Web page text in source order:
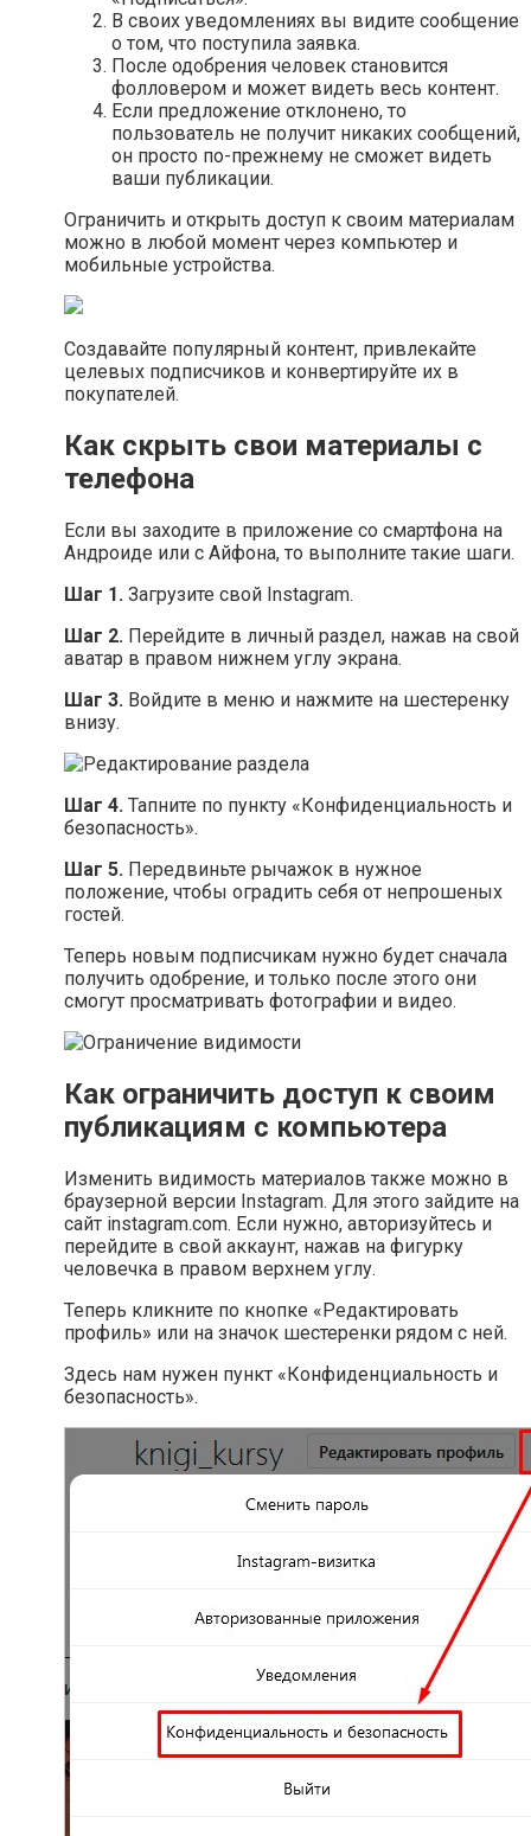
В своих уведомлениях вы видите сообщение
о том, что поступила заявка.
После одобрения человек становится
фолловером и может видеть весь контент.
Если предложение отклонено, то
пользователь не получит никаких сообщений,
он просто по-прежнему не сможет видеть
ваши публикации.
Ограничить и открыть доступ к своим материалам
можно в любой момент через компьютер и
мобильные устройства.
Создавайте популярный контент, привлекайте
целевых подписчиков и конвертируйте их в
покупателей.
Как скрыть свои материалы с
телефона
Если вы заходите в приложение со смартфона на
Андроиде или с Айфона, то выполните такие шаги.
Шаг 1. Загрузите свой Instagram.
Шаг 2. Перейдите в личный раздел, нажав на свой
аватар в правом нижнем углу экрана.
Шаг 3. Войдите в меню и нажмите на шестеренку
внизу.
Шаг 4. Тапните по пункту «Конфиденциальность и
безопасность».
Шаг 5. Передвиньте рычажок в нужное
положение, чтобы оградить себя от непрошеных
гостей.
Теперь новым подписчикам нужно будет сначала
получить одобрение, и только после этого они
смогут просматривать фотографии и видео.
Как ограничить доступ к своим
публикациям с компьютера
Изменить видимость материалов также можно в
браузерной версии Instagram. Для этого зайдите на
сайт instagram.com. Если нужно, авторизуйтесь и
перейдите в свой аккаунт, нажав на фигурку
человечка в правом верхнем углу.
Теперь кликните по кнопке «Редактировать
профиль» или на значок шестеренки рядом с ней.
Здесь нам нужен пункт «Конфиденциальность и
безопасность».